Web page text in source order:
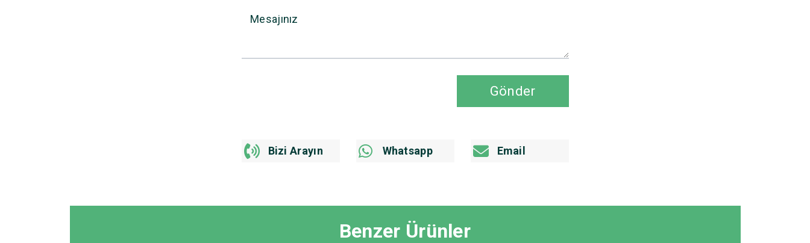
Mesajınız
Gönder
Bizi Arayın Whatsapp Email
Benzer Ürünler